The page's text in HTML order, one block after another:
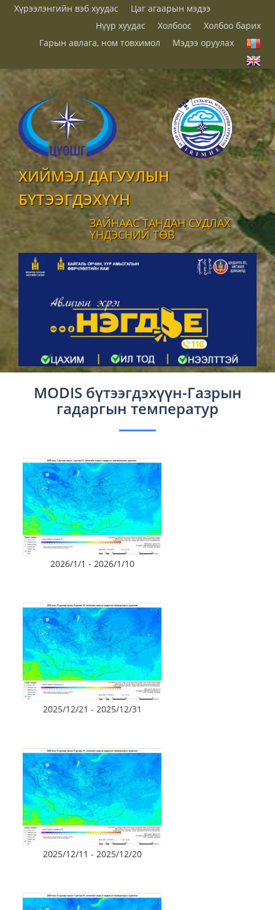
Хүрээлэнгийн вэб хуудас
Цаг агаарын мэдээ
Нүүр хуудас
Холбоос
Холбоо барих
Гарын авлага, ном товхимол
Мэдээ оруулах
ХИЙМЭЛ ДАГУУЛЫН
БҮТЭЭГДЭХҮҮН
ЗАЙНААС ТАНДАН СУДЛАХ
ҮНДЭСНИЙ ТӨВ
MODIS бүтээгдэхүүн-Газрын
гадаргын температур
2026/1/1 - 2026/1/10
2025/12/21 - 2025/12/31
2025/12/11 - 2025/12/20